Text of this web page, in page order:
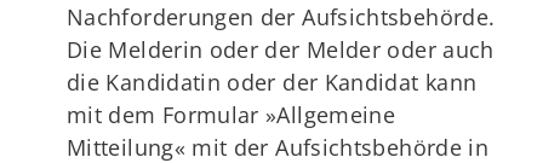
Nachforderungen der Aufsichtsbehörde.
Die Melderin oder der Melder oder auch
die Kandidatin oder der Kandidat kann
mit dem Formular »Allgemeine
Mitteilung« mit der Aufsichtsbehörde in